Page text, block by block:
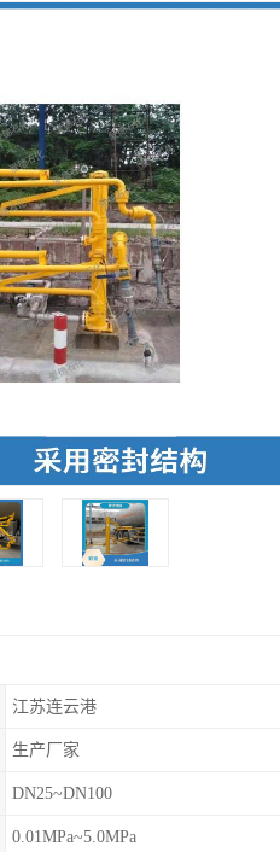
江苏连云港
生产厂家
DN25~DN100
0.01MPa~5.0MPa